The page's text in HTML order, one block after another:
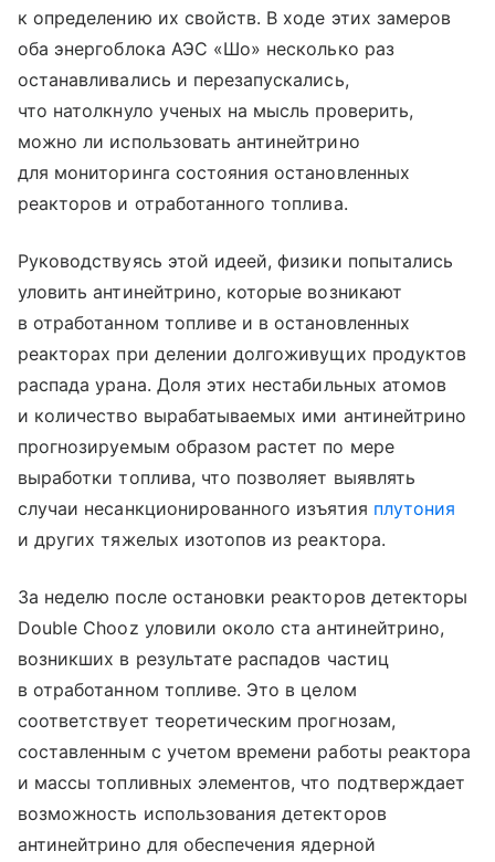
к определению их свойств. В ходе этих замеров
оба энергоблока АЭС «Шо» несколько раз
останавливались и перезапускались,
что натолкнуло ученых на мысль проверить,
можно ли использовать антинейтрино
для мониторинга состояния остановленных
реакторов и отработанного топлива.
Руководствуясь этой идеей, физики попытались
уловить антинейтрино, которые возникают
в отработанном топливе и в остановленных
реакторах при делении долгоживущих продуктов
распада урана. Доля этих нестабильных атомов
и количество вырабатываемых ими антинейтрино
прогнозируемым образом растет по мере
выработки топлива, что позволяет выявлять
случаи несанкционированного изъятия плутония
и других тяжелых изотопов из реактора.
За неделю после остановки реакторов детекторы
Double Chooz уловили около ста антинейтрино,
возникших в результате распадов частиц
в отработанном топливе. Это в целом
соответствует теоретическим прогнозам,
составленным с учетом времени работы реактора
и массы топливных элементов, что подтверждает
возможность использования детекторов
антинейтрино для обеспечения ядерной